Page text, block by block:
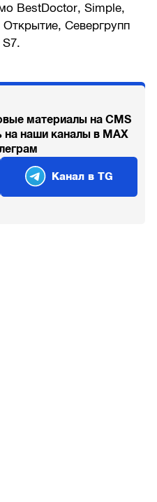
BestDoctor, Simple,
Севергрупп
материалы на CMS
на наши каналы в MAX
Канал в TG